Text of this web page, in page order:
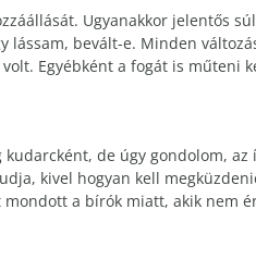
Ugyanakkor jelentős
bevált-e. Minden
Egyébként a fogát is műteni
de úgy gondolom, az
kivel hogyan kell
a bírók miatt, akik nem